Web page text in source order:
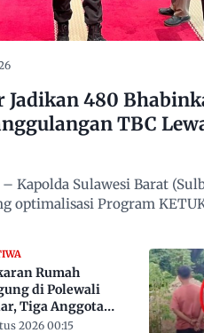
Jadikan 480
TBC
Kapolda Sulawesi Barat
optimalisasi Program
Rumah
di Polewali
Tiga Anggota
Tewas Terjebak
2026 00:15